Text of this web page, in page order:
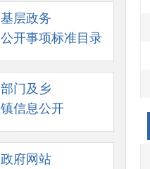
基层政务
公开事项标准目录
部门及乡
镇信息公开
政府网站